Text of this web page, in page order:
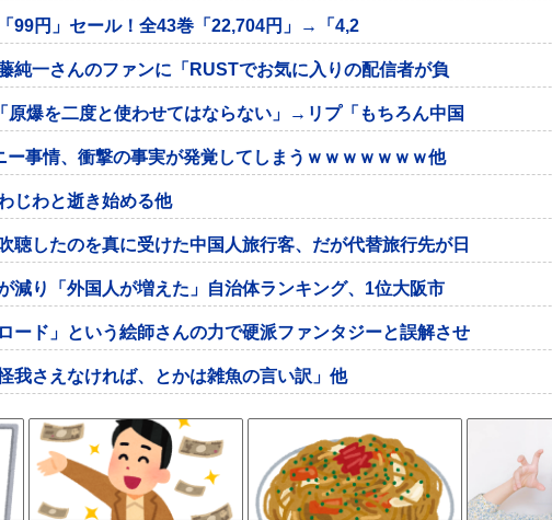
99円」セール！全43巻「22,704円」→「4,2
純一さんのファンに「RUSTでお気に入りの配信者が負
原爆を二度と使わせてはならない」→リプ「もちろん中国
ー事情、衝撃の事実が発覚してしまうｗｗｗｗｗｗｗ他
じわと逝き始める他
聴したのを真に受けた中国人旅行客、だが代替旅行先が日
減り「外国人が増えた」自治体ランキング、1位大阪市
ード」という絵師さんの力で硬派ファンタジーと誤解させ
我さえなければ、とかは雑魚の言い訳」他